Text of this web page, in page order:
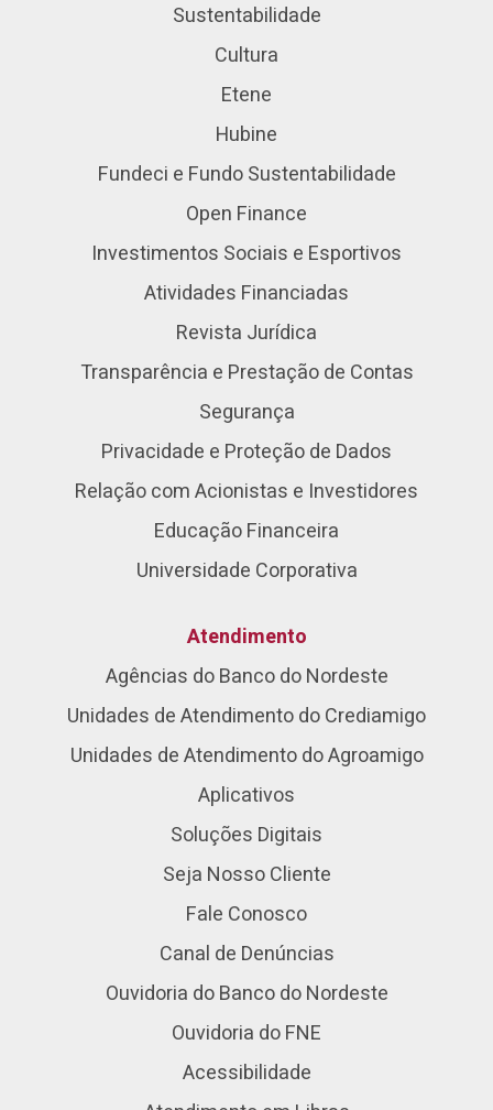
Sustentabilidade
Cultura
Etene
Hubine
Fundeci e Fundo Sustentabilidade
Open Finance
Investimentos Sociais e Esportivos
Atividades Financiadas
Revista Jurídica
Transparência e Prestação de Contas
Segurança
Privacidade e Proteção de Dados
Relação com Acionistas e Investidores
Educação Financeira
Universidade Corporativa
Atendimento
Agências do Banco do Nordeste
Unidades de Atendimento do Crediamigo
Unidades de Atendimento do Agroamigo
Aplicativos
Soluções Digitais
Seja Nosso Cliente
Fale Conosco
Canal de Denúncias
Ouvidoria do Banco do Nordeste
Ouvidoria do FNE
Acessibilidade